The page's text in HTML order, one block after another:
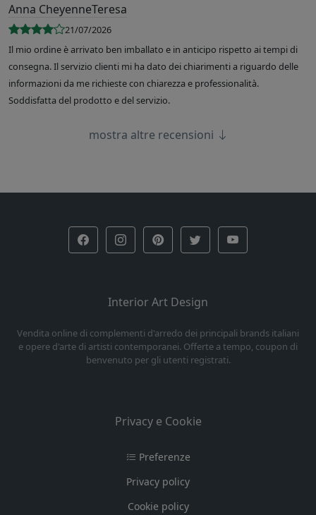
Anna CheyenneTeresa
21/07/2026
Il mio ordine è arrivato ben imballato e in anticipo rispetto ai tempi di
consegna. Il servizio clienti mi ha dato dei chiarimenti a riguardo delle
informazioni da me richieste con chiarezza e professionalità.
Soddisfatta del prodotto e del servizio.
mostra altre recensioni
Interior Art Design
Vendita online di complementi d'arredo dei principali brands italiani
e opere d'arte di artisti contemporanei. Offerte a tempo, coupon di
benvenuto per gli utenti registrati.
Privacy e Cookie
Preferenze
Privacy policy
Cookie policy